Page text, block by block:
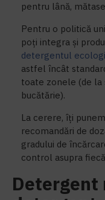
pentru lână,
Pentru o politică
poți integra și
detergentul
astfel încât
toate zonele (de la
bucătărie).
La cerere, îți
recomandări de
gradului de
control asupra
Detergent